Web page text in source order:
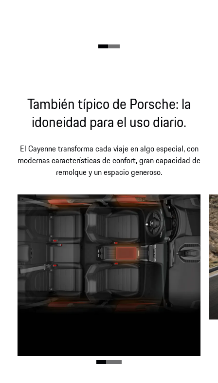
También típico de Porsche: la
idoneidad para el uso diario.
El Cayenne transforma cada viaje en algo especial, con
modernas características de confort, gran capacidad de
remolque y un espacio generoso.